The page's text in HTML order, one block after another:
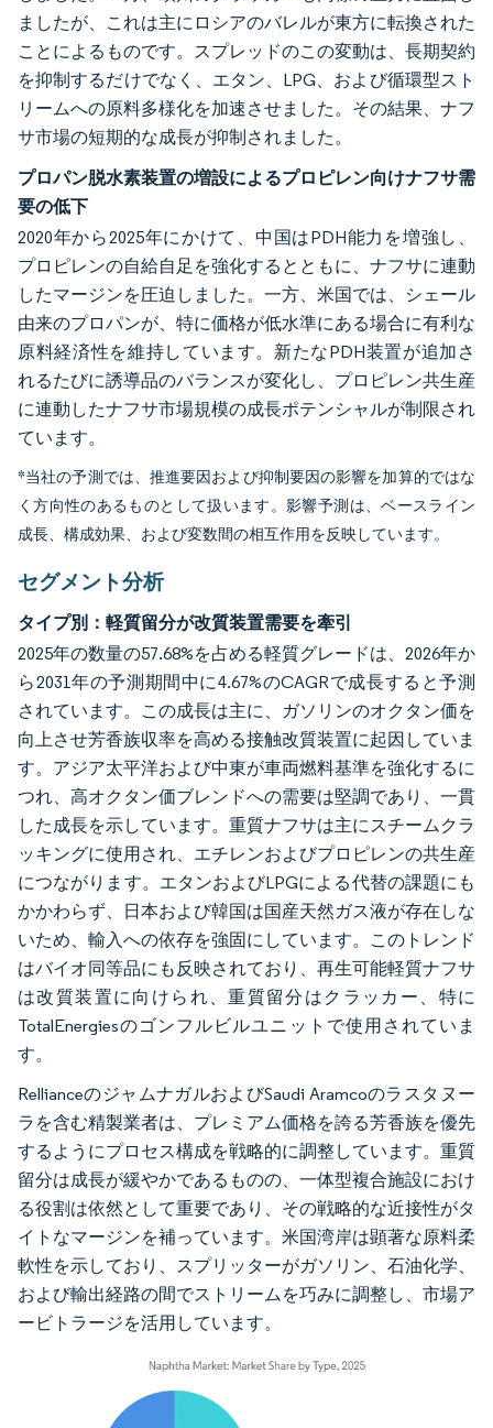
ましたが、これは主にロシアのバレルが東方に転換された
ことによるものです。スプレッドのこの変動は、長期契約
を抑制するだけでなく、エタン、LPG、および循環型スト
リームへの原料多様化を加速させました。その結果、ナフ
サ市場の短期的な成長が抑制されました。
プロパン脱水素装置の増設によるプロピレン向けナフサ需
要の低下
2020年から2025年にかけて、中国はPDH能力を増強し、
プロピレンの自給自足を強化するとともに、ナフサに連動
したマージンを圧迫しました。一方、米国では、シェール
由来のプロパンが、特に価格が低水準にある場合に有利な
原料経済性を維持しています。新たなPDH装置が追加さ
れるたびに誘導品のバランスが変化し、プロピレン共生産
に連動したナフサ市場規模の成長ポテンシャルが制限され
ています。
*当社の予測では、推進要因および抑制要因の影響を加算的ではな
く方向性のあるものとして扱います。影響予測は、ベースライン
成長、構成効果、および変数間の相互作用を反映しています。
セグメント分析
タイプ別：軽質留分が改質装置需要を牽引
2025年の数量の57.68%を占める軽質グレードは、2026年か
ら2031年の予測期間中に4.67%のCAGRで成長すると予測
されています。この成長は主に、ガソリンのオクタン価を
向上させ芳香族収率を高める接触改質装置に起因していま
す。アジア太平洋および中東が車両燃料基準を強化するに
つれ、高オクタン価ブレンドへの需要は堅調であり、一貫
した成長を示しています。重質ナフサは主にスチームクラ
ッキングに使用され、エチレンおよびプロピレンの共生産
につながります。エタンおよびLPGによる代替の課題にも
かかわらず、日本および韓国は国産天然ガス液が存在しな
いため、輸入への依存を強固にしています。このトレンド
はバイオ同等品にも反映されており、再生可能軽質ナフサ
は改質装置に向けられ、重質留分はクラッカー、特に
TotalEnergiesのゴンフルビルユニットで使用されていま
す。
RellianceのジャムナガルおよびSaudi Aramcoのラスタヌー
ラを含む精製業者は、プレミアム価格を誇る芳香族を優先
するようにプロセス構成を戦略的に調整しています。重質
留分は成長が緩やかであるものの、一体型複合施設におけ
る役割は依然として重要であり、その戦略的な近接性がタ
イトなマージンを補っています。米国湾岸は顕著な原料柔
軟性を示しており、スプリッターがガソリン、石油化学、
および輸出経路の間でストリームを巧みに調整し、市場ア
ービトラージを活用しています。